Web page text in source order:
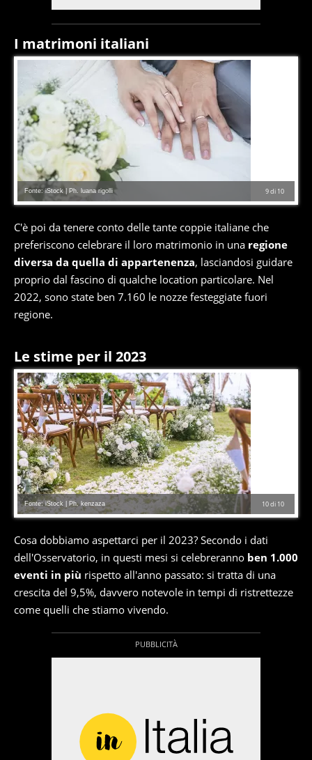
I matrimoni italiani
9di 10
Fonte: iStock | Ph. luana rigolli
C'è poi da tenere conto delle tante coppie italiane che
preferiscono celebrare il loro matrimonio in una regione
diversa da quella di appartenenza, lasciandosi guidare
proprio dal fascino di qualche location particolare. Nel
2022, sono state ben 7.160 le nozze festeggiate fuori
regione.
Le stime per il 2023
10di 10
Fonte: iStock | Ph. kenzaza
Cosa dobbiamo aspettarci per il 2023? Secondo i dati
dell'Osservatorio, in questi mesi si celebreranno ben 1.000
eventi in più rispetto all'anno passato: si tratta di una
crescita del 9,5%, davvero notevole in tempi di ristrettezze
come quelli che stiamo vivendo.